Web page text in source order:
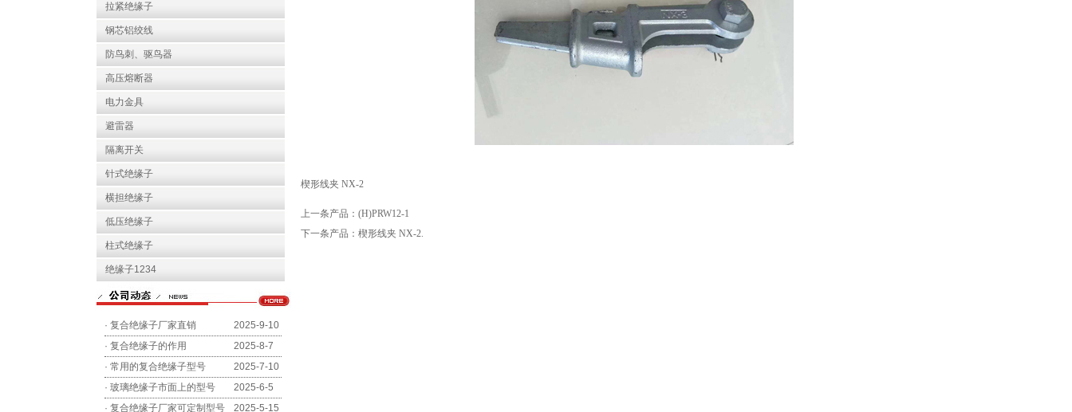
拉紧绝缘子
钢芯铝绞线
防鸟刺、驱鸟器
高压熔断器
电力金具
避雷器
隔离开关
针式绝缘子
横担绝缘子
低压绝缘子
柱式绝缘子
绝缘子1234
· 复合绝缘子厂家直销
2025-9-10
· 复合绝缘子的作用
2025-8-7
· 常用的复合绝缘子型号
2025-7-10
· 玻璃绝缘子市面上的型号
2025-6-5
· 复合绝缘子厂家可定制型号
2025-5-15
楔形线夹 NX-2
上一条产品： (H)PRW12-1
下一条产品： 楔形线夹 NX-2.